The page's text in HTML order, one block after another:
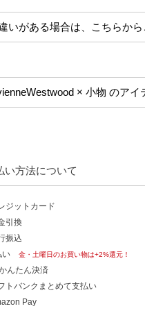
いがある場合は、こちらか
× 小物 のアイ
い方法について
ジットカード
引換
振込
い
金・土曜日のお買い物は+2%還元！
んたん決済
トバンクまとめて支払い
Pay